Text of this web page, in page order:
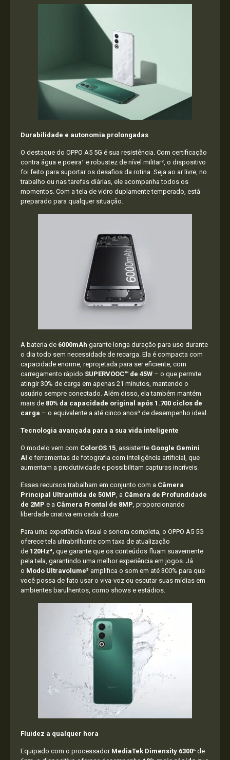
Durabilidade e autonomia prolongadas
O destaque do OPPO A5 5G é sua resistência. Com certificação
contra água e poeira¹ e robustez de nível militar², o dispositivo
foi feito para suportar os desafios da rotina. Seja ao ar livre, no
trabalho ou nas tarefas diárias, ele acompanha todos os
momentos. Com a tela de vidro duplamente temperado, está
preparado para qualquer situação.
A bateria de 6000mAh garante longa duração para uso durante
o dia todo sem necessidade de recarga. Ela é compacta com
capacidade enorme, reprojetada para ser eficiente, com
carregamento rápido SUPERVOOC™ de 45W – o que permite
atingir 30% de carga em apenas 21 minutos, mantendo o
usuário sempre conectado. Além disso, ela também mantém
mais de 80% da capacidade original após 1.700 ciclos de
carga – o equivalente a até cinco anos³ de desempenho ideal.
Tecnologia avançada para a sua vida inteligente
O modelo vem com ColorOS 15, assistente Google Gemini
AI e ferramentas de fotografia com inteligência artificial, que
aumentam a produtividade e possibilitam capturas incríveis.
Esses recursos trabalham em conjunto com a Câmera
Principal Ultranítida de 50MP, a Câmera de Profundidade
de 2MP e a Câmera Frontal de 8MP, proporcionando
liberdade criativa em cada clique.
Para uma experiência visual e sonora completa, o OPPO A5 5G
oferece tela ultrabrilhante com taxa de atualização
de 120Hz⁴, que garante que os conteúdos fluam suavemente
pela tela, garantindo uma melhor experiência em jogos. Já
o Modo Ultravolume⁵ amplifica o som em até 300% para que
você possa de fato usar o viva-voz ou escutar suas mídias em
ambientes barulhentos, como shows e estádios.
Fluidez a qualquer hora
Equipado com o processador MediaTek Dimensity 6300⁶ de